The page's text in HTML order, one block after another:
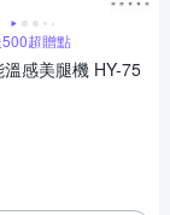
超贈點
感美腿機 HY-75